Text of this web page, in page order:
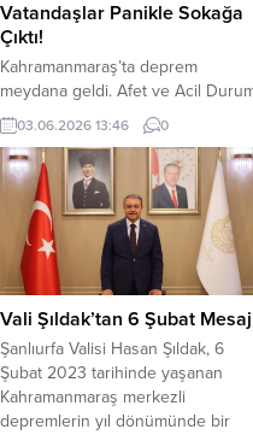
Vatandaşlar Panikle Sokağa
Çıktı!
Kahramanmaraş’ta deprem
meydana geldi. Afet ve Acil
Müdürlüğü (AFAD),
Kahramanmaraş’ın Pazarcık
ilçesinde 4.4 şiddetinde bir
meydana geldi. Depremin saat
civarında meydana geldiği ve yerin
12.46 kilometre derinliğinde
gerçekleştiği belirtildi. AFAD’tan
depreme ilişkin yapılan
4.4 (Mw) büyüklüğünde olduğu
ifade edildi. YAZI ARASI REKLAM
ALANI
03.06.2026 13:46 0
Vali Şıldak’tan 6 Şubat
Şanlıurfa Valisi Hasan Şıldak, 6
Şubat 2023 tarihinde yaşanan
Kahramanmaraş merkezli
depremlerin yıl dönümünde bir